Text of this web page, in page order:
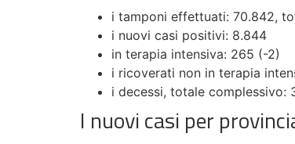
i tamponi effettuati: 70.842,
i nuovi casi positivi: 8.844
in terapia intensiva: 265 (-2)
i ricoverati non in terapia
i decessi, totale complessivo:
I nuovi casi per